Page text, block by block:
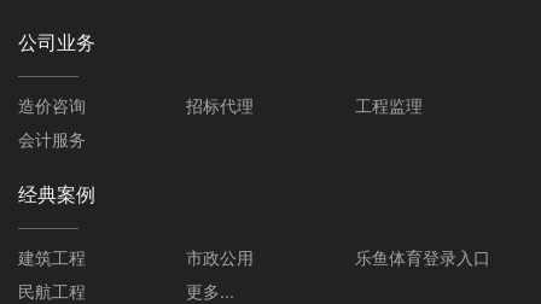
公司业务
造价咨询 招标代理
工程监理
会计服务
经典案例
建筑工程 市政公用
乐鱼体育登录入口
民航工程
更多...